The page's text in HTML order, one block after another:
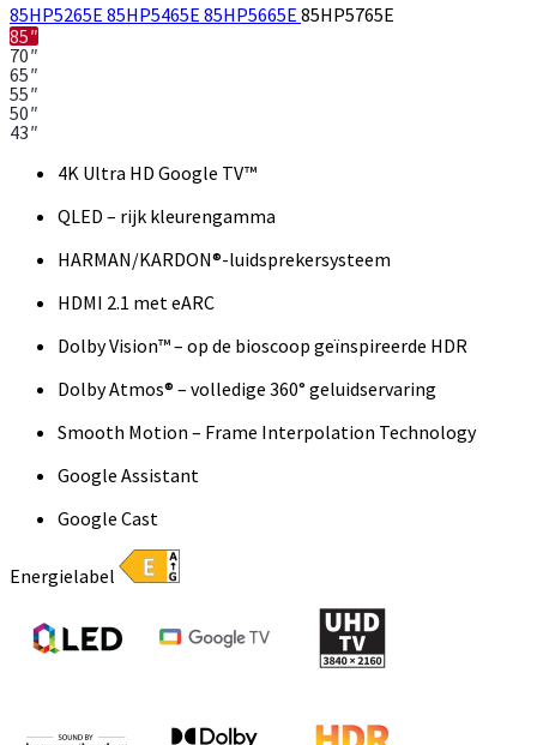
85HP5265E 85HP5465E 85HP5665E 85HP5765E
85″
70″
65″
55″
50″
43″
4K Ultra HD Google TV™
QLED – rijk kleurengamma
HARMAN/KARDON®-luidsprekersysteem
HDMI 2.1 met eARC
Dolby Vision™ – op de bioscoop geïnspireerde HDR
Dolby Atmos® – volledige 360° geluidservaring
Smooth Motion – Frame Interpolation Technology
Google Assistant
Google Cast
Energielabel